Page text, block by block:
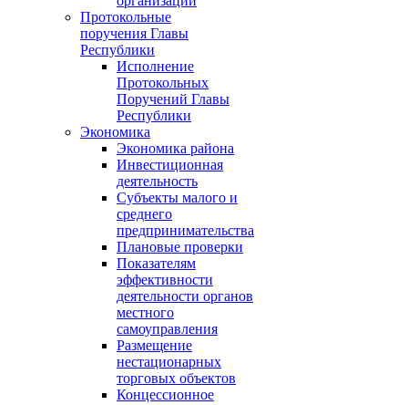
Протокольные
поручения Главы
Республики
Исполнение
Протокольных
Поручений Главы
Республики
Экономика
Экономика района
Инвестиционная
деятельность
Субъекты малого и
среднего
предпринимательства
Плановые проверки
Показателям
эффективности
деятельности органов
местного
самоуправления
Размещение
нестационарных
торговых объектов
Концессионное